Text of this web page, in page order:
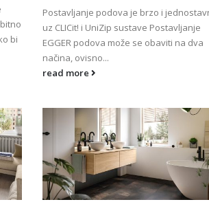
bi
Postavljanje podova je brzo i
uz CLICit! i UniZip sustave Postavljanje
EGGER podova može se obaviti na dva
načina, ovisno...
read more
format
podove
utičnice u namještaju i
20/07/2026
EGGER Dekorativna
26+
13/07/2026
Inspiracija bez granica: